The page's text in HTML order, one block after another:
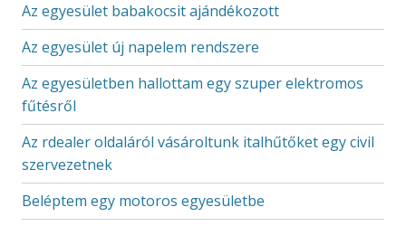
Az egyesület babakocsit ajándékozott
Az egyesület új napelem rendszere
Az egyesületben hallottam egy szuper elektromos
fűtésről
Az rdealer oldaláról vásároltunk italhűtőket egy civil
szervezetnek
Beléptem egy motoros egyesületbe